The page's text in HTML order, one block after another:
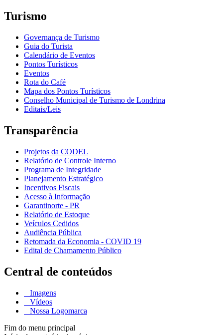
Turismo
Governança de Turismo
Guia do Turista
Calendário de Eventos
Pontos Turísticos
Eventos
Rota do Café
Mapa dos Pontos Turísticos
Conselho Municipal de Turismo de Londrina
Editais/Leis
Transparência
Projetos da CODEL
Relatório de Controle Interno
Programa de Integridade
Planejamento Estratégico
Incentivos Fiscais
Acesso à Informação
Garantinorte - PR
Relatório de Estoque
Veículos Cedidos
Audiência Pública
Retomada da Economia - COVID 19
Edital de Chamamento Público
Central de conteúdos
Imagens
Vídeos
Nossa Logomarca
Fim do menu principal